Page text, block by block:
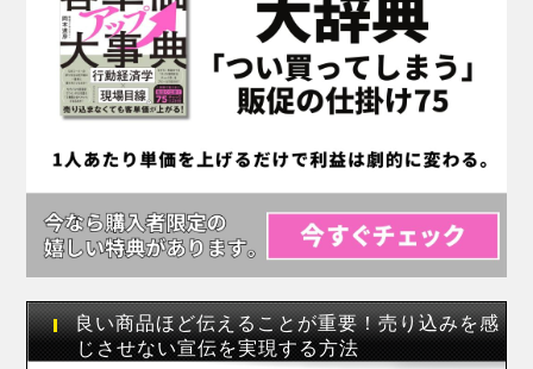
良い商品ほど伝えることが重要！売り込みを感
じさせない宣伝を実現する方法